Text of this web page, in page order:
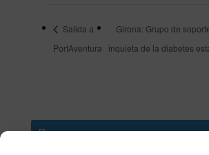
Salida a
PortAventura
Girona: Grupo de
inquieta de la diabetes
Buscar